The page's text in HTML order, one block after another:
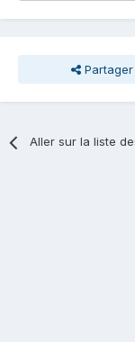
Partager
Aller sur la liste